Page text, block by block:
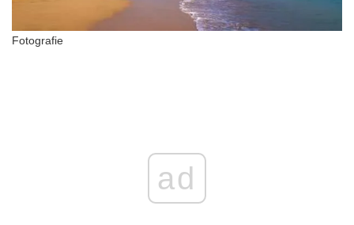
Fotografie
ad